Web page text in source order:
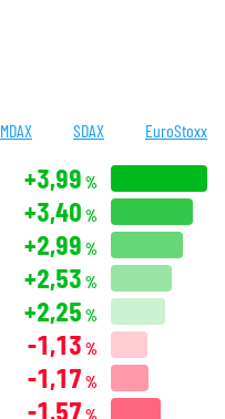
MDAX SDAX EuroStoxx
+3,99 %
+3,40 %
+2,99 %
+2,53 %
+2,25 %
-1,13 %
-1,17 %
-1,57 %